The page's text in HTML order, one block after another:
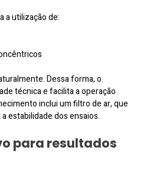
a utilização de:
Dessa forma, o
técnica e facilita a operação
inclui um filtro de ar, que
estabilidade dos ensaios.
para resultados